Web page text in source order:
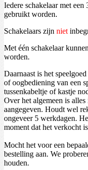
Iedere schakelaar met
gebruikt worden.
Schakelaars zijn niet
Met één schakelaar
worden.
Daarnaast is het
of oogbediening van een
tussenkabeltje of kastje
Over het algemeen is
aangegeven. Houdt wel
ongeveer 5 werkdagen.
moment dat het verkocht
Mocht het voor een
bestelling aan. We
houden.